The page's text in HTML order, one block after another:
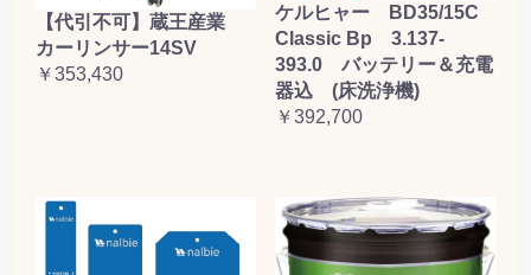
【代引不可】蔵王産業
カーリンサー14SV
￥353,430
ケルヒャー BD35/15C
Classic Bp 3.137-
393.0 バッテリー＆充電
器込 (床洗浄機)
￥392,700